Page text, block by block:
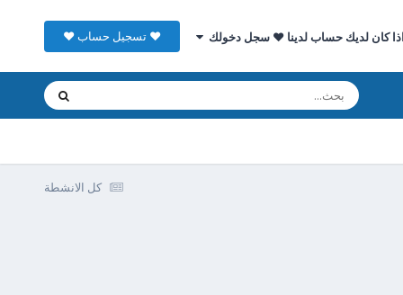
كان لديك حساب لدينا ♥ سجل دخولك ♥ تسجيل حساب ♥
كل الانشطة